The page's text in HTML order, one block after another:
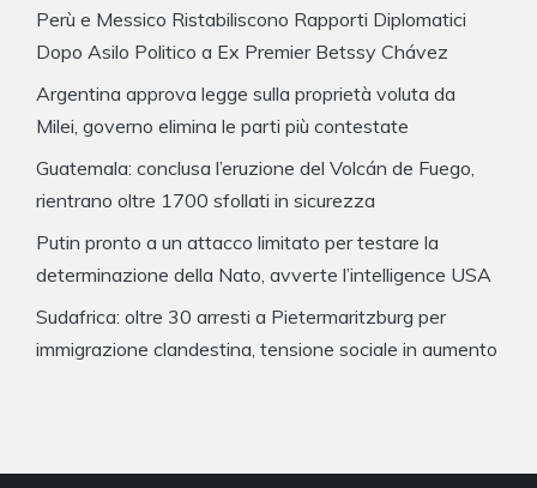
Perù e Messico Ristabiliscono Rapporti Diplomatici
Dopo Asilo Politico a Ex Premier Betssy Chávez
Argentina approva legge sulla proprietà voluta da
Milei, governo elimina le parti più contestate
Guatemala: conclusa l’eruzione del Volcán de Fuego,
rientrano oltre 1700 sfollati in sicurezza
Putin pronto a un attacco limitato per testare la
determinazione della Nato, avverte l’intelligence USA
Sudafrica: oltre 30 arresti a Pietermaritzburg per
immigrazione clandestina, tensione sociale in aumento